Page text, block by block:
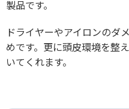
製品です。
ドライヤーやアイロンのダ
めです。更に頭皮環境を整
いてくれます。